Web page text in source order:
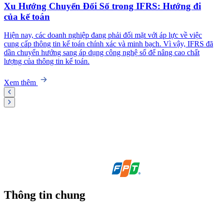
Xu Hướng Chuyển Đổi Số trong IFRS: Hướng đi
của kế toán
Hiện nay, các doanh nghiệp đang phải đối mặt với áp lực về việc
cung cấp thông tin kế toán chính xác và minh bạch. Vì vậy, IFRS đã
dần chuyển hướng sang áp dụng công nghệ số để nâng cao chất
lượng của thông tin kế toán.
Xem thêm
Thông tin chung